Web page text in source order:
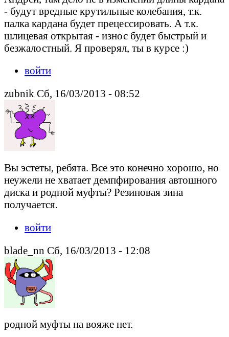
- будут вредные крутильные колебания, т.к.
палка кардана будет прецессировать. А т.к.
шлицевая открытая - износ будет быстрый и
безжалостный. Я проверял, ты в курсе :)
войти
zubnik Сб, 16/03/2013 - 08:52
Вы эстеты, ребята. Все это конечно хорошо, но
неужели не хватает демпфирования автошного
диска и родной муфты? Резиновая зина
получается.
войти
blade_nn Сб, 16/03/2013 - 12:08
родной муфты на вояже нет.